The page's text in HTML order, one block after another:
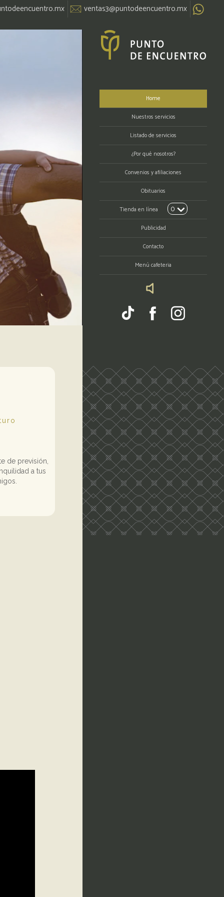
Home
Nuestros servicios
Listado de servicios
¿Por qué nosotros?
Convenios y afiliaciones
Obituarios
Tienda en línea 0
Publicidad
Contacto
Menú cafeteria
ventas3@puntodeencuentro.mx
de previsión,
a tus